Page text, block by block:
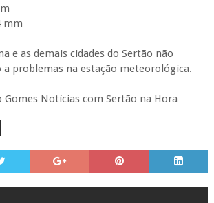
mm
e as demais cidades do Sertão não
a problemas na estação meteorológica.
Gomes Notícias com Sertão na Hora